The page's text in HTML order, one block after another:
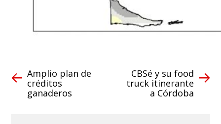
Amplio plan de
créditos
ganaderos
CBSé y su food
truck itinerante
a Córdoba